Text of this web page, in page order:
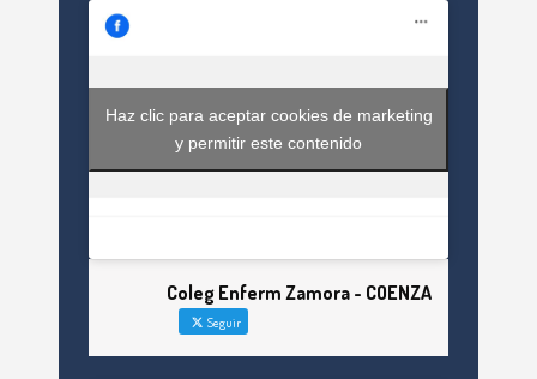
Haz clic para aceptar cookies de marketing
y permitir este contenido
Coleg Enferm Zamora - COENZA
Seguir